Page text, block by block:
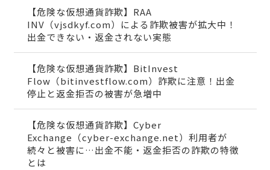
【危険な仮想通貨詐欺】RAA
INV（vjsdkyf.com）による詐欺被害が拡大中！
出金できない・返金されない実態
【危険な仮想通貨詐欺】BitInvest
Flow（bitinvestflow.com）詐欺に注意！出金
停止と返金拒否の被害が急増中
【危険な仮想通貨詐欺】Cyber
Exchange（cyber-exchange.net）利用者が
続々と被害に…出金不能・返金拒否の詐欺の特徴
とは